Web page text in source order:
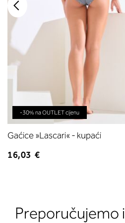
-30% na OUTLET cijenu
Gaćice »Lascari« - kupaći
16,03 €
Preporučujemo i